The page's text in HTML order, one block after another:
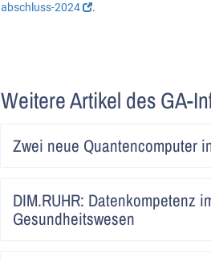
abschluss-2024
.
Weitere Artikel des GA-
Zwei neue Quantencomputer
DIM.RUHR: Datenkompetenz
Gesundheitswesen